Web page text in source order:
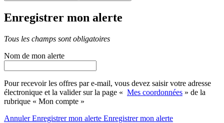
Enregistrer mon alerte
Tous les champs sont obligatoires
Nom de mon alerte
Pour recevoir les offres par e-mail, vous devez saisir votre adresse
électronique et la valider sur la page « Mes coordonnées » de la
rubrique « Mon compte »
AnnulerEnregistrer mon alerte Enregistrermon alerte